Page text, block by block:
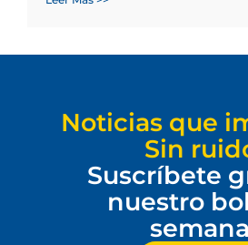
Noticias que
Sin
Suscríbete
nuestro